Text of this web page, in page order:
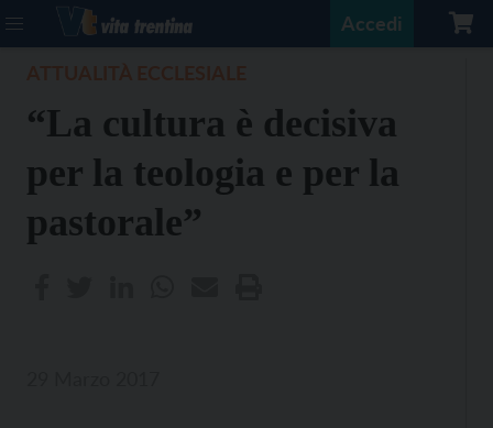
Accedi
“La cultura è decisiva
per la teologia e per la
pastorale”